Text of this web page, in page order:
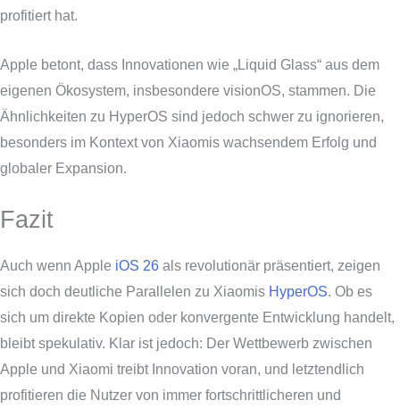
profitiert hat.
Apple betont, dass Innovationen wie „Liquid Glass“ aus dem
eigenen Ökosystem, insbesondere visionOS, stammen. Die
Ähnlichkeiten zu HyperOS sind jedoch schwer zu ignorieren,
besonders im Kontext von Xiaomis wachsendem Erfolg und
globaler Expansion.
Fazit
Auch wenn Apple iOS 26 als revolutionär präsentiert, zeigen
sich doch deutliche Parallelen zu Xiaomis HyperOS. Ob es
sich um direkte Kopien oder konvergente Entwicklung handelt,
bleibt spekulativ. Klar ist jedoch: Der Wettbewerb zwischen
Apple und Xiaomi treibt Innovation voran, und letztendlich
profitieren die Nutzer von immer fortschrittlicheren und